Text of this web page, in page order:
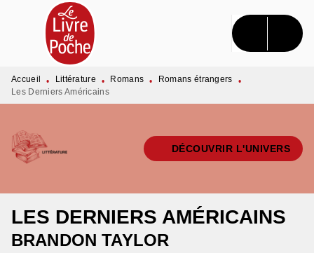
MENU RECHERCHE CONTENU
PIED DE PAGE
Accueil • Littérature • Romans • Romans étrangers
•
Les Derniers Américains
DÉCOUVRIR L'UNIVERS
LES DERNIERS AMÉRICAINS
BRANDON TAYLOR